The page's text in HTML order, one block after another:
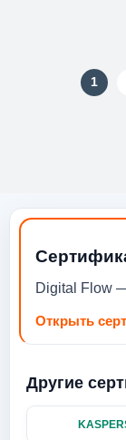
1
Digital Flow
Открыть
Другие